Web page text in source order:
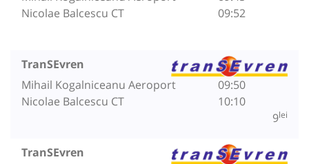
Nicolae Balcescu CT
09:52
TranSEvren
Mihail Kogalniceanu Aeroport
Nicolae Balcescu CT
09:50
10:10
9lei
TranSEvren